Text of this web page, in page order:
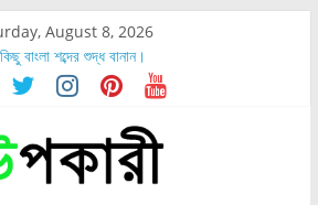
August 8, 2026
বাংলা শব্দের শুদ্ধ বানান।
অংশে বেডসোর বেশি হয়?
কতদিন রাখা যায়?
কোমর এবং পায়ে বেডসোর দেখা গেলে করণীয় কি?
স্বাস্থ্য ও পুষ্টি উপকারিতা।